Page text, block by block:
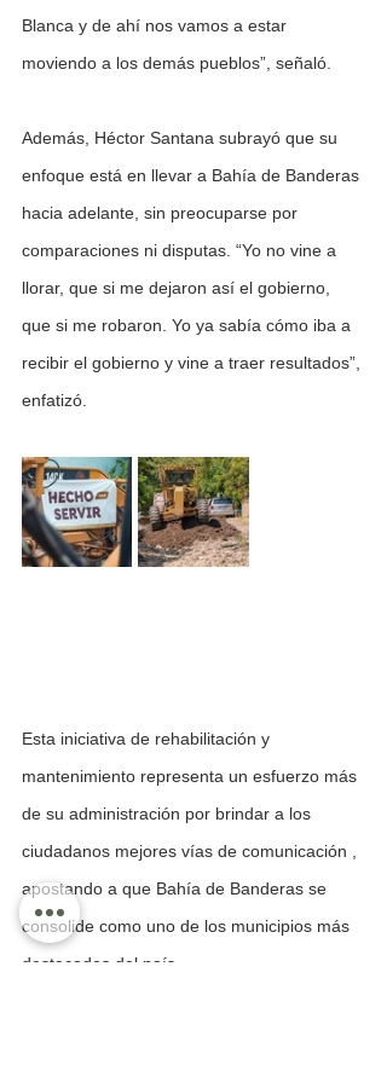
Blanca y de ahí nos vamos a estar
moviendo a los demás pueblos”, señaló.
Además, Héctor Santana subrayó que su
enfoque está en llevar a Bahía de Banderas
hacia adelante, sin preocuparse por
comparaciones ni disputas. “Yo no vine a
llorar, que si me dejaron así el gobierno,
que si me robaron. Yo ya sabía cómo iba a
recibir el gobierno y vine a traer resultados”,
enfatizó.
Esta iniciativa de rehabilitación y
mantenimiento representa un esfuerzo más
de su administración por brindar a los
ciudadanos mejores vías de comunicación ,
apostando a que Bahía de Banderas se
consolide como uno de los municipios más
destacados del país.